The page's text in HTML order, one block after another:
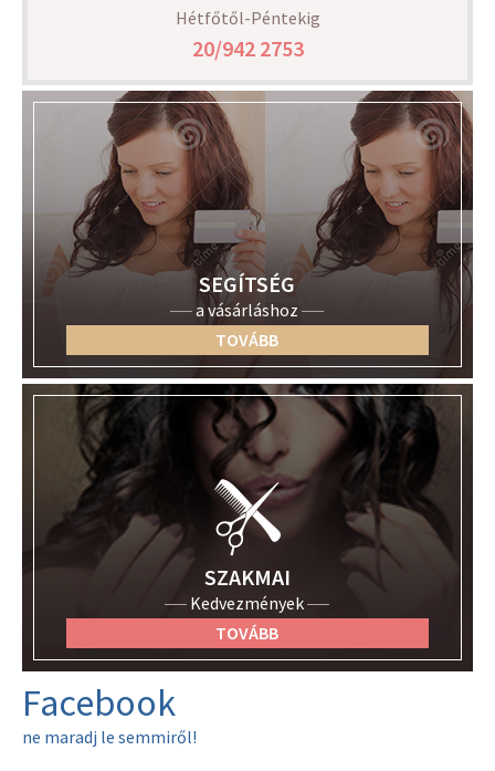
Hétfőtől-Péntekig
20/942 2753
SEGÍTSÉG
a vásárláshoz
TOVÁBB
SZAKMAI
Kedvezmények
TOVÁBB
Facebook
ne maradj le semmiről!